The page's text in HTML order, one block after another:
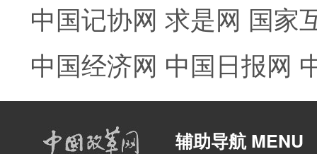
中国记协网 求是网 国家
中国经济网 中国日报网
辅助导航 MENU